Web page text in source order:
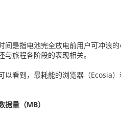
间是指电池完全放电前用户可冲浪
与旅程各阶段的表现相关。
以看到，最耗能的浏览器（Ecosia
据量（MB）